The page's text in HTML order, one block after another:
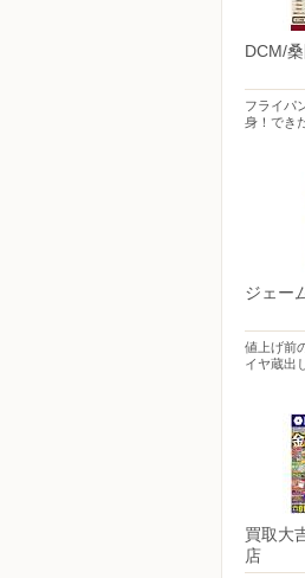
DCM/
フライパ
身！でき
ジェー
値上げ前
イヤ蔵出
買取大
店